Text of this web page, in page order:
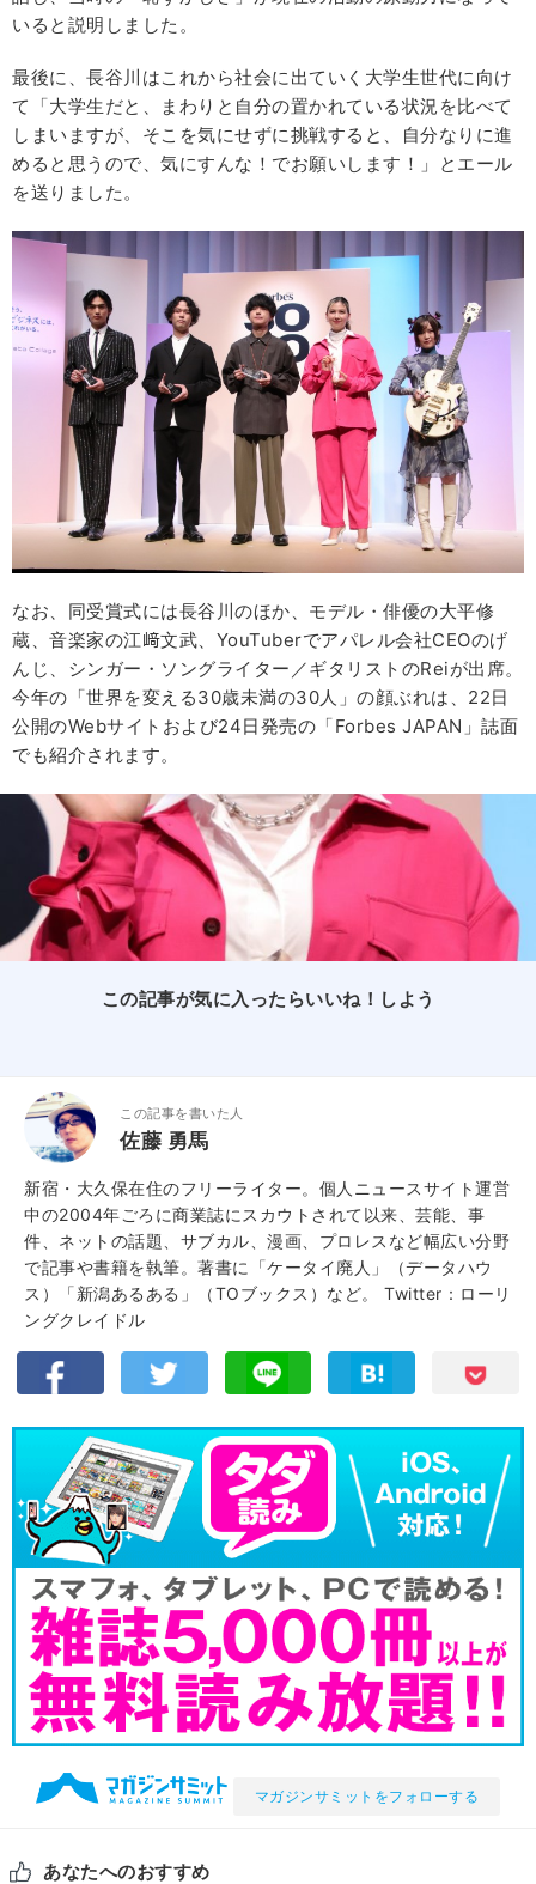
いると説明しました。
最後に、長谷川はこれから社会に出ていく大学生世代に向け
て「大学生だと、まわりと自分の置かれている状況を比べて
しまいますが、そこを気にせずに挑戦すると、自分なりに進
めると思うので、気にすんな！でお願いします！」とエール
を送りました。
なお、同受賞式には長谷川のほか、モデル・俳優の大平修
蔵、音楽家の江﨑文武、YouTuberでアパレル会社CEOのげ
んじ、シンガー・ソングライター／ギタリストのReiが出席。
今年の「世界を変える30歳未満の30人」の顔ぶれは、22日
公開のWebサイトおよび24日発売の「Forbes JAPAN」誌面
でも紹介されます。
この記事が気に入ったらいいね！しよう
この記事を書いた人
佐藤 勇馬
新宿・大久保在住のフリーライター。個人ニュースサイト運営
中の2004年ごろに商業誌にスカウトされて以来、芸能、事
件、ネットの話題、サブカル、漫画、プロレスなど幅広い分野
で記事や書籍を執筆。著書に「ケータイ廃人」（データハウ
ス）「新潟あるある」（TOブックス）など。 Twitter：ローリ
ングクレイドル
マガジンサミットをフォローする
あなたへのおすすめ